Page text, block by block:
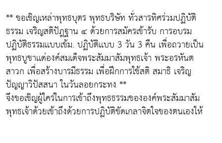
** ขอเชิญเหล่าพุทธบุตร พุทธบริษัท ทั่วสารทิศร่วมปฏิบัติ
ธรรม เจริญสติปัฎฐาน ๔ ด้วยการสมัครเข้ารับ การอบรม
ปฏิบัติธรรมเเบบเข้ม. ปฏิบัติเเบบ 3 วัน 3 คืน เพื่อถวายเป็น
พุทธบูชาเเด่องค์สมเด็จพระสัมมาสัมพุทธเจ้า พระอรหันต
สาวก เพื่อสร้างบารมีธรรม เพื่อฝึกการใช้สติ สมาธิ เจริญ
ปัญญาวิปัสสนา ในวันลอยกระทง **
จึงขอเชิญผู้ใคร่ในการเข้าถึงพุทธธรรมขององค์พระสัมมาสัม
พุทธเจ้าด้วยเข้าถึงด้วยการปฏิบัติขัดเกลาจิตใจของตนเองให้